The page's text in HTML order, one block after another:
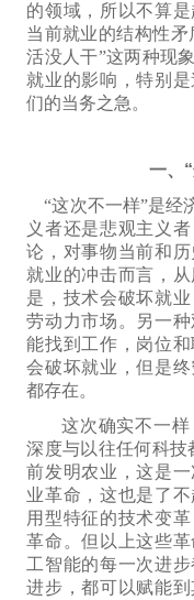
的领域，所以不算是
当前就业的结构性矛
活没人干”这两种现
就业的影响，特别
们的当务之急。
一、
“这次不一样”是经
义者还是悲观主义
论，对事物当前和
就业的冲击而言，
是，技术会破坏就
劳动力市场。另一
能找到工作，岗位
会破坏就业，但是
都存在。
这次确实不一样
深度与以往任何科技
前发明农业，这是
业革命，这也是了
用型特征的技术变
革命。但以上这些
工智能的每一次进
进步，都可以赋能到